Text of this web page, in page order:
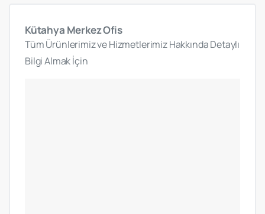
Kütahya MerkezOfis
Tüm Ürünlerimiz ve Hizmetlerimiz Hakkında Detaylı
Bilgi Almak İçin